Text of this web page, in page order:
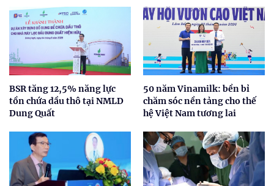
BSR tăng 12,5% năng lực
tồn chứa dầu thô tại NMLD
Dung Quất
50 năm Vinamilk: bền bỉ
chăm sóc nền tảng cho thế
hệ Việt Nam tương lai